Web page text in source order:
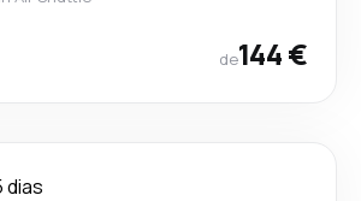
de144 €
dias